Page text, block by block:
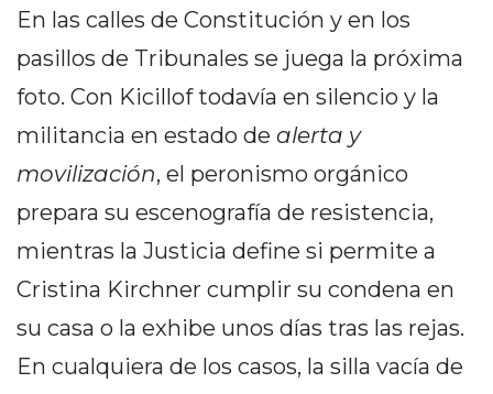
ZÁRATE
NOTICIAS
EXALTACIÓN
DE
CRUZ
COLÓN
(BUENOS
MEJOR
En las calles de Constitución y en los
pasillos de Tribunales se juega la próxima
foto. Con Kicillof todavía en silencio y la
militancia en estado de alerta y
movilización, el peronismo orgánico
prepara su escenografía de resistencia,
mientras la Justicia define si permite a
Cristina Kirchner cumplir su condena en
su casa o la exhibe unos días tras las rejas.
En cualquiera de los casos, la silla vacía de